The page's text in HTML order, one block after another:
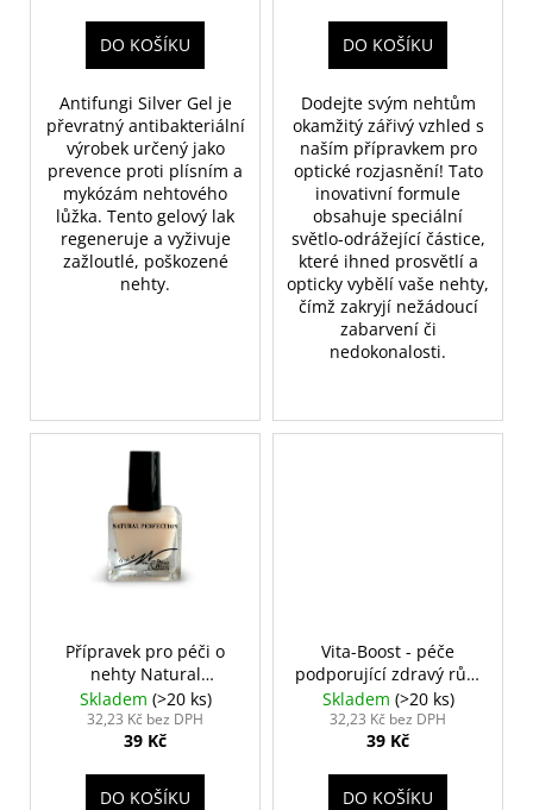
DO KOŠÍKU
Antifungi Silver Gel je
převratný antibakteriální
výrobek určený jako
prevence proti plísním a
mykózám nehtového
lůžka. Tento gelový lak
regeneruje a vyživuje
zažloutlé, poškozené
nehty.
DO KOŠÍKU
Dodejte svým nehtům
okamžitý zářivý vzhled s
naším přípravkem pro
optické rozjasnění! Tato
inovativní formule
obsahuje speciální
světlo-odrážející částice,
které ihned prosvětlí a
opticky vybělí vaše nehty,
čímž zakryjí nežádoucí
zabarvení či
nedokonalosti.
Přípravek pro péči o
nehty Natural
perfection
Skladem (>20 ks)
32,23 Kč bez DPH
39 Kč
DO KOŠÍKU
Vita-Boost - péče
podporující zdravý růst
nehtů
Skladem (>20 ks)
32,23 Kč bez DPH
39 Kč
DO KOŠÍKU